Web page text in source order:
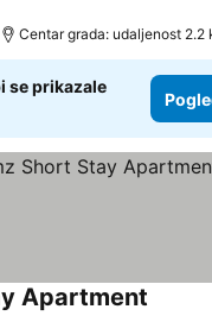
Centar grada: udaljenost 2.2
se prikazale
Apartment